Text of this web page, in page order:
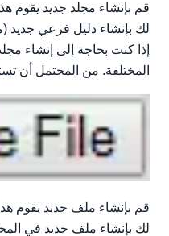
قم بإنشاء مجلد جديد يقوم
لك بإنشاء دليل فرعي جديد
إذا كنت بحاجة إلى إنشاء
المختلفة. من المحتمل أن
قم بإنشاء ملف جديد يقوم
لك بإنشاء ملف جديد في